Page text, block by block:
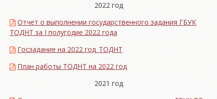
2022 год
Отчет о выполнении государственного задания ГБУК
ТОДНТ за I полугодие 2022 года
Госзадание на 2022 год_ТОДНТ
План работы ТОДНТ на 2022 год
2021 год